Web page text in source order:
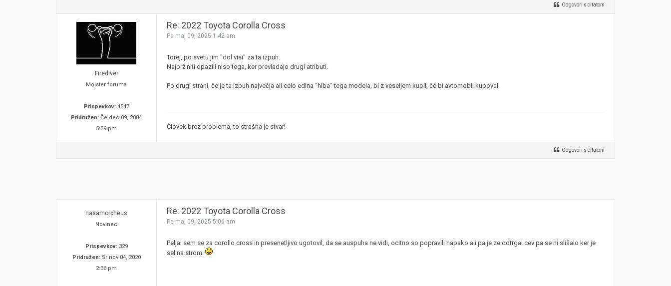
Odgovori s citatom
Firediver
Mojster foruma
Prispevkov:4547
Pridružen: Če dec 09, 2004
5:59 pm
Re: 2022 Toyota Corolla Cross
Pe maj 09, 2025 1:42 am
Torej, po svetu jim "dol visi" za ta izpuh.
Najbrž niti opazili niso tega, ker prevladajo drugi atributi.
Po drugi strani, če je ta izpuh največja ali celo edina "hiba" tega modela, bi z veseljem kupil, če bi avtomobil kupoval.
Človek brez problema, to strašna je stvar!
Odgovori s citatom
nasamorpheus
Novinec
Prispevkov:329
Pridružen:Sr nov 04, 2020
2:36 pm
Re: 2022 Toyota Corolla Cross
Pe maj 09, 2025 5:06 am
Peljal sem se za corollo cross in presenetljivo ugotovil, da se auspuha ne vidi, ocitno so popravili napako ali pa je ze odtrgal cev pa se ni slišalo ker je
sel na strom.